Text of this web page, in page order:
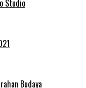
Studio
Budaya